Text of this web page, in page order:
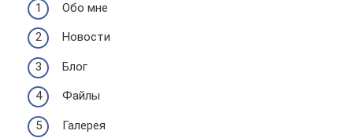
Обо мне
Новости
Блог
Файлы
Галерея